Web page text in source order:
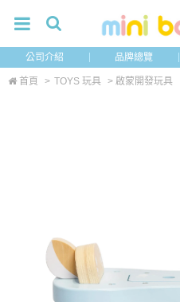
公司介紹 品牌總覽
首頁 > TOYS 玩具 > 啟蒙開發玩具